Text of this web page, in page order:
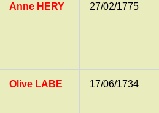
Anne HERY 27/02/1775
Olive LABE 17/06/1734